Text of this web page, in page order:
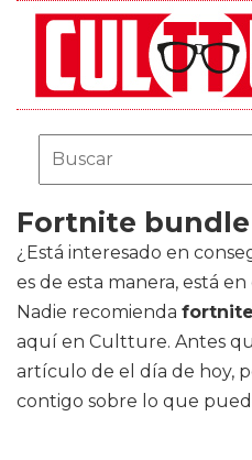
Fortnite bundle
¿Está interesado en
es de esta manera, está
Nadie recomienda
aquí en Cultture. Antes
artículo de el día de hoy,
contigo sobre lo que